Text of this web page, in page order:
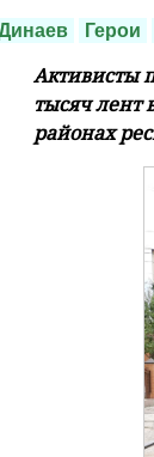
Герои
Активисты
тысяч лент
районах